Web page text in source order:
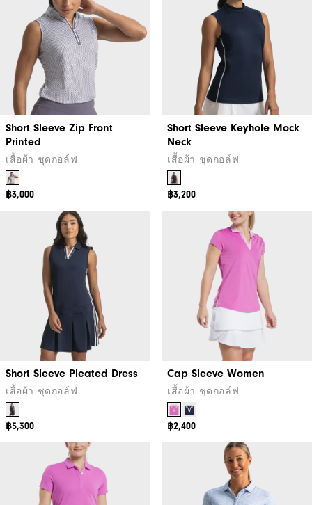
Short Sleeve Zip Front
Printed
เสื้อผ้า ชุดกอล์ฟ
฿3,000
Short Sleeve Keyhole Mock
Neck
เสื้อผ้า ชุดกอล์ฟ
฿3,200
Short Sleeve Pleated Dress
เสื้อผ้า ชุดกอล์ฟ
฿5,300
Cap Sleeve Women
เสื้อผ้า ชุดกอล์ฟ
฿2,400